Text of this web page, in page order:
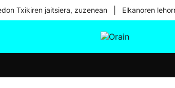
Txikiren jaitsiera, zuzenean Elkanoren